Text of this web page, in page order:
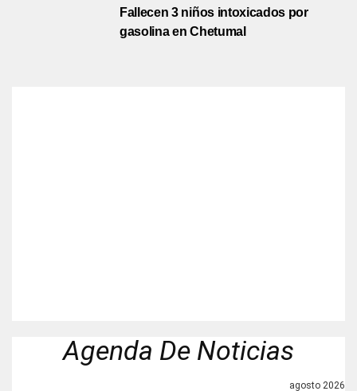
Fallecen 3 niños intoxicados por
gasolina en Chetumal
Agenda De Noticias
agosto 2026